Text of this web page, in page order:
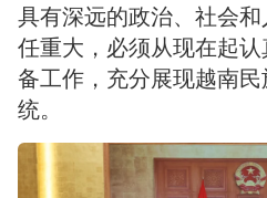
具有深远的政治、社会
任重大，必须从现在起
备工作，充分展现越南
统。